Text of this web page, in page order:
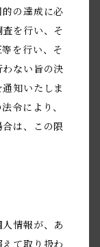
の達成に必
を行い、そ
を行い、そ
ない旨の決
知いたしま
令により、
は、この限
情報が、あ
て取り扱わ